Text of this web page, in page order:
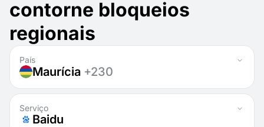
contorne bloqueios
regionais
País
Maurícia +230
Serviço
Baidu